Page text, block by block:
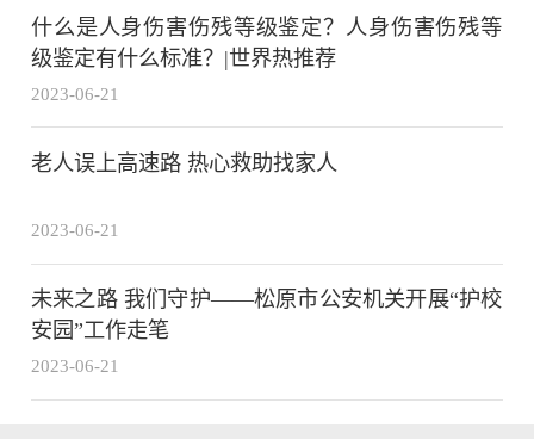
什么是人身伤害伤残等级鉴定？人身伤害伤残等
级鉴定有什么标准？|世界热推荐
2023-06-21
老人误上高速路 热心救助找家人
2023-06-21
未来之路 我们守护——松原市公安机关开展“护校
安园”工作走笔
2023-06-21